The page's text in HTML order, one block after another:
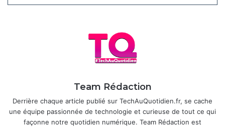
parmi les plus puissants de 2026. Côté mémoire, des
gamme est maintenant disponible à
l’achat
18 avril 2026
Team Rédaction
Derrière chaque article publié sur TechAuQuotidien.fr, se cache
une équipe passionnée de technologie et curieuse de tout ce qui
façonne notre quotidien numérique. Team Rédaction est